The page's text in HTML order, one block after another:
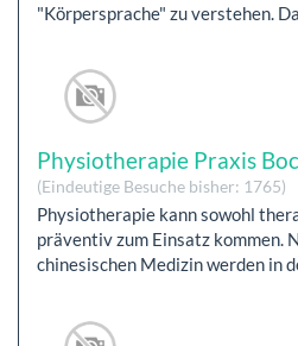
"Körpersprache" zu verstehen.
Physiotherapie Praxis
(Eindeutige Besuche bisher: 1765)
Physiotherapie kann sowohl
präventiv zum Einsatz kommen.
chinesischen Medizin werden in